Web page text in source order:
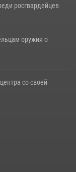
росгвардейцев
оружия о
со своей